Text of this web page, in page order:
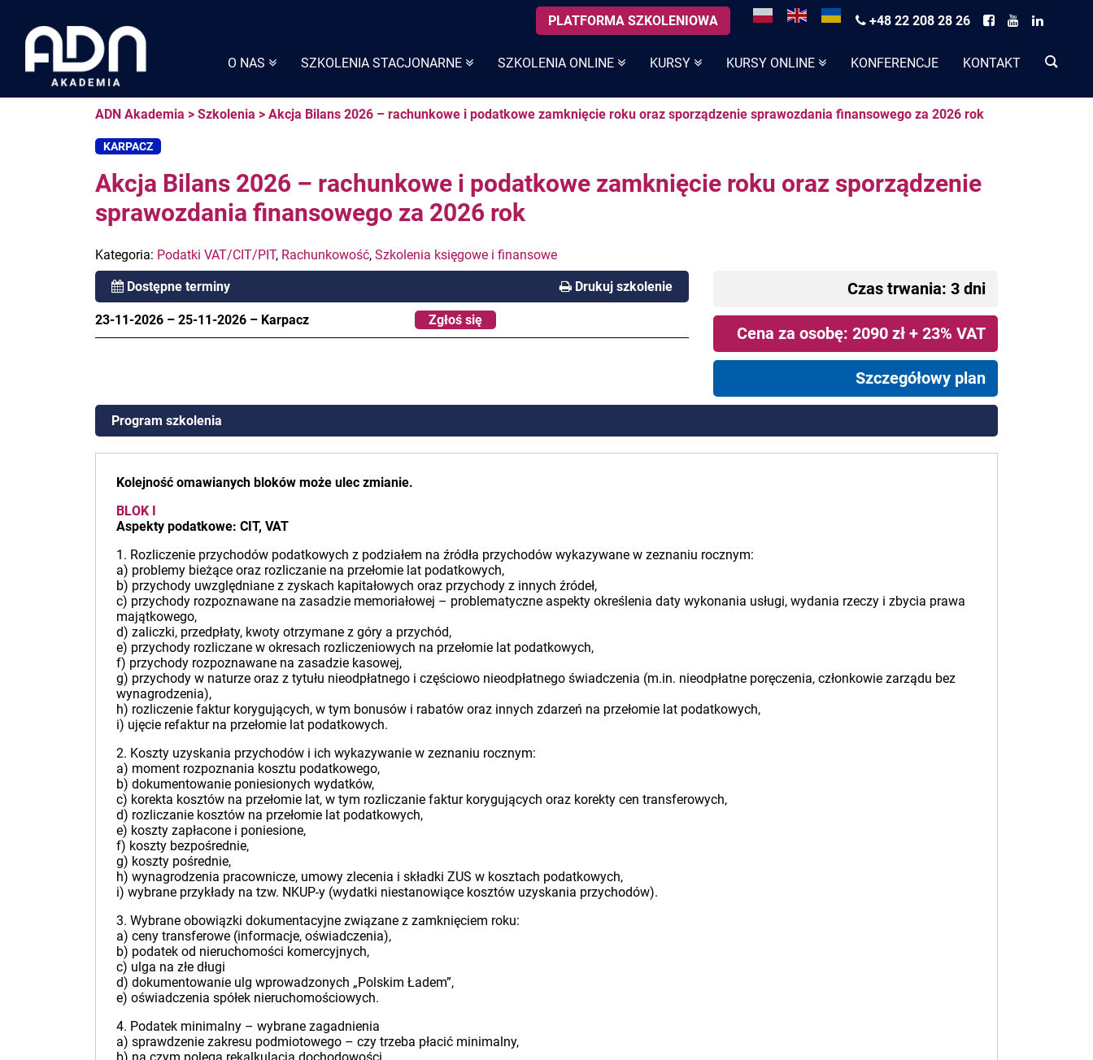
O NAS SZKOLENIA STACJONARNE SZKOLENIA ONLINE KURSY KURSY ONLINE KONFERENCJE KONTAKT
content
PLATFORMA SZKOLENIOWA +48 22 208 28 26
ADN Akademia > Szkolenia > Akcja Bilans 2026 – rachunkowe i podatkowe zamknięcie roku oraz sporządzenie sprawozdania finansowego za 2026 rok
KARPACZ
Akcja Bilans 2026 – rachunkowe i podatkowe zamknięcie roku oraz sporządzenie
sprawozdania finansowego za 2026 rok
Kategoria: Podatki VAT/CIT/PIT, Rachunkowość, Szkolenia księgowe i finansowe
Dostępne terminy Drukuj szkolenie
23-11-2026 – 25-11-2026 – Karpacz Zgłoś się
Czas trwania: 3 dni
Cena za osobę: 2090 zł + 23% VAT
Szczegółowy plan
Program szkolenia
Kolejność omawianych bloków może ulec zmianie.
BLOK I
Aspekty podatkowe: CIT, VAT
1. Rozliczenie przychodów podatkowych z podziałem na źródła przychodów wykazywane w zeznaniu rocznym:
a) problemy bieżące oraz rozliczanie na przełomie lat podatkowych,
b) przychody uwzględniane z zyskach kapitałowych oraz przychody z innych źródeł,
c) przychody rozpoznawane na zasadzie memoriałowej – problematyczne aspekty określenia daty wykonania usługi, wydania rzeczy i zbycia prawa
majątkowego,
d) zaliczki, przedpłaty, kwoty otrzymane z góry a przychód,
e) przychody rozliczane w okresach rozliczeniowych na przełomie lat podatkowych,
f) przychody rozpoznawane na zasadzie kasowej,
g) przychody w naturze oraz z tytułu nieodpłatnego i częściowo nieodpłatnego świadczenia (m.in. nieodpłatne poręczenia, członkowie zarządu bez
wynagrodzenia),
h) rozliczenie faktur korygujących, w tym bonusów i rabatów oraz innych zdarzeń na przełomie lat podatkowych,
i) ujęcie refaktur na przełomie lat podatkowych.
2. Koszty uzyskania przychodów i ich wykazywanie w zeznaniu rocznym:
a) moment rozpoznania kosztu podatkowego,
b) dokumentowanie poniesionych wydatków,
c) korekta kosztów na przełomie lat, w tym rozliczanie faktur korygujących oraz korekty cen transferowych,
d) rozliczanie kosztów na przełomie lat podatkowych,
e) koszty zapłacone i poniesione,
f) koszty bezpośrednie,
g) koszty pośrednie,
h) wynagrodzenia pracownicze, umowy zlecenia i składki ZUS w kosztach podatkowych,
i) wybrane przykłady na tzw. NKUP-y (wydatki niestanowiące kosztów uzyskania przychodów).
3. Wybrane obowiązki dokumentacyjne związane z zamknięciem roku:
a) ceny transferowe (informacje, oświadczenia),
b) podatek od nieruchomości komercyjnych,
c) ulga na złe długi
d) dokumentowanie ulg wprowadzonych „Polskim Ładem”,
e) oświadczenia spółek nieruchomościowych.
4. Podatek minimalny – wybrane zagadnienia
a) sprawdzenie zakresu podmiotowego – czy trzeba płacić minimalny,